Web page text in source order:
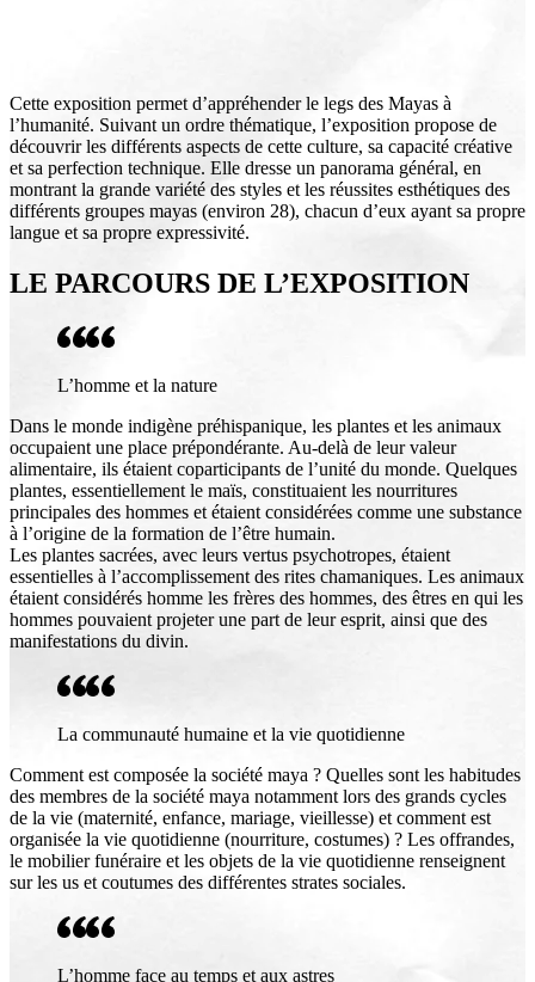
Cette exposition permet d’appréhender le legs des Mayas à
l’humanité. Suivant un ordre thématique, l’exposition propose de
découvrir les différents aspects de cette culture, sa capacité créative
et sa perfection technique. Elle dresse un panorama général, en
montrant la grande variété des styles et les réussites esthétiques des
différents groupes mayas (environ 28), chacun d’eux ayant sa propre
langue et sa propre expressivité.
LE PARCOURS DE L’EXPOSITION
L’homme et la nature
Dans le monde indigène préhispanique, les plantes et les animaux
occupaient une place prépondérante. Au-delà de leur valeur
alimentaire, ils étaient coparticipants de l’unité du monde. Quelques
plantes, essentiellement le maïs, constituaient les nourritures
principales des hommes et étaient considérées comme une substance
à l’origine de la formation de l’être humain.
Les plantes sacrées, avec leurs vertus psychotropes, étaient
essentielles à l’accomplissement des rites chamaniques. Les animaux
étaient considérés homme les frères des hommes, des êtres en qui les
hommes pouvaient projeter une part de leur esprit, ainsi que des
manifestations du divin.
La communauté humaine et la vie quotidienne
Comment est composée la société maya ? Quelles sont les habitudes
des membres de la société maya notamment lors des grands cycles
de la vie (maternité, enfance, mariage, vieillesse) et comment est
organisée la vie quotidienne (nourriture, costumes) ? Les offrandes,
le mobilier funéraire et les objets de la vie quotidienne renseignent
sur les us et coutumes des différentes strates sociales.
L’homme face au temps et aux astres